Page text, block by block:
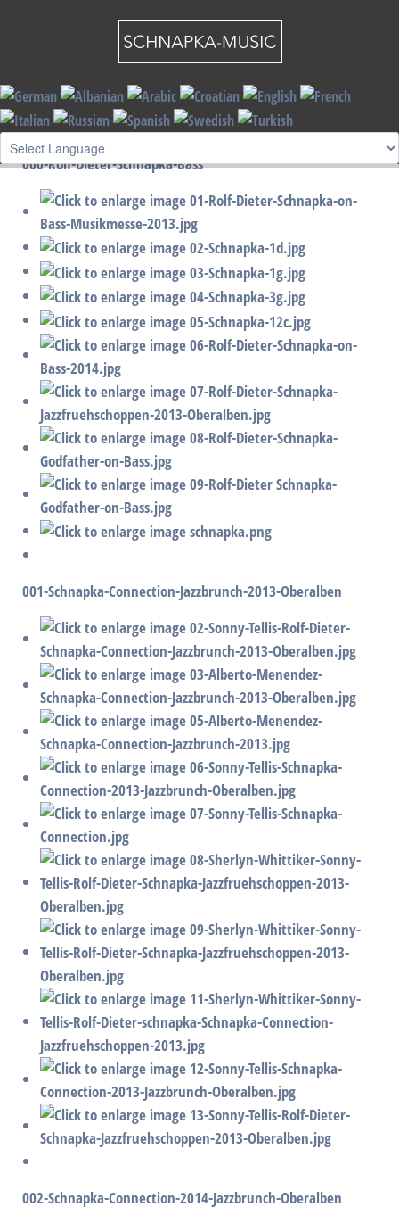
Bilder
000-Rolf-Dieter-Schnapka-Bass
001-Schnapka-Connection-Jazzbrunch-2013-Oberalben
002-Schnapka-Connection-2014-Jazzbrunch-Oberalben